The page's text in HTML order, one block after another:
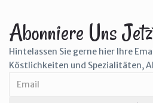
Abonniere Uns
Hintelassen Sie gerne hier Ihre
Köstlichkeiten und Spezialitäten,